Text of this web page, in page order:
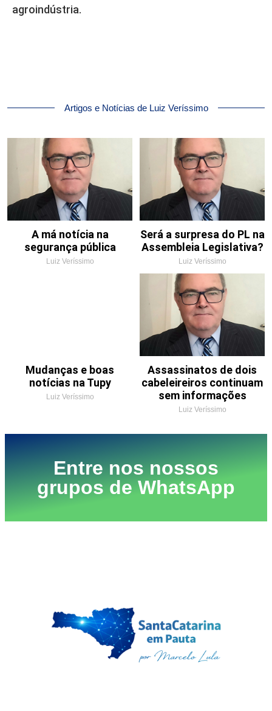
agroindústria.
Artigos e Notícias de Luiz Veríssimo
A má notícia na
segurança pública
Luiz Veríssimo
Será a surpresa do PL na
Assembleia Legislativa?
Luiz Veríssimo
Mudanças e boas
notícias na Tupy
Luiz Veríssimo
Assassinatos de dois
cabeleireiros continuam
sem informações
Luiz Veríssimo
Entre nos nossos
grupos de WhatsApp